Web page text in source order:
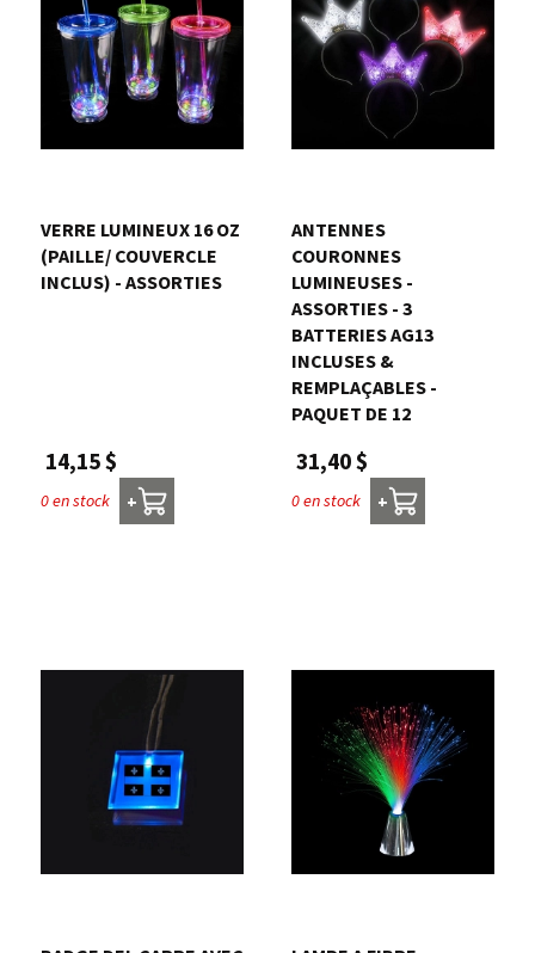
VERRE LUMINEUX 16 OZ
(PAILLE/ COUVERCLE
INCLUS) - ASSORTIES
14,15 $
0 en stock +
ANTENNES
COURONNES
LUMINEUSES -
ASSORTIES - 3
BATTERIES AG13
INCLUSES &
REMPLAÇABLES -
PAQUET DE 12
31,40 $
0 en stock +